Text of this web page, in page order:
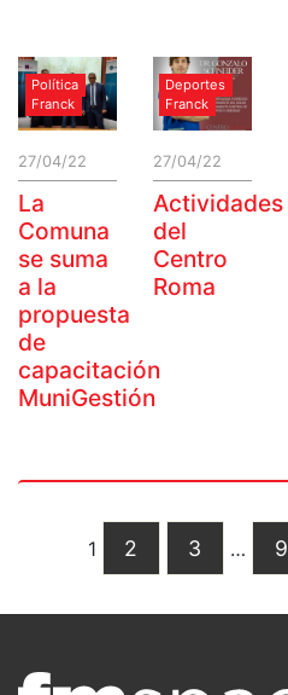
Política
Franck
27/04/22
La
Comuna
se suma
a la
propuesta
de
capacitación
MuniGestión
Deportes
Franck
27/04/22
Actividades
del
Centro
Roma
1 2 3 … 9